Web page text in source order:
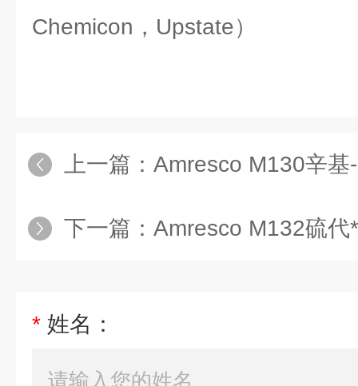
Chemicon，Upstate）
上一篇： Amresco M130辛基-
下一篇： Amresco M132硫代
* 姓名：